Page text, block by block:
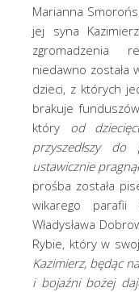
Marianna
jej syna
zgromadzenia
niedawno została
dzieci, z których
brakuje
który od
przyszedłszy
ustawicznie
prośba została
wikarego parafii
Władysława
Rybie, który w
Kazimierz, będąc
i bojaźni bożej